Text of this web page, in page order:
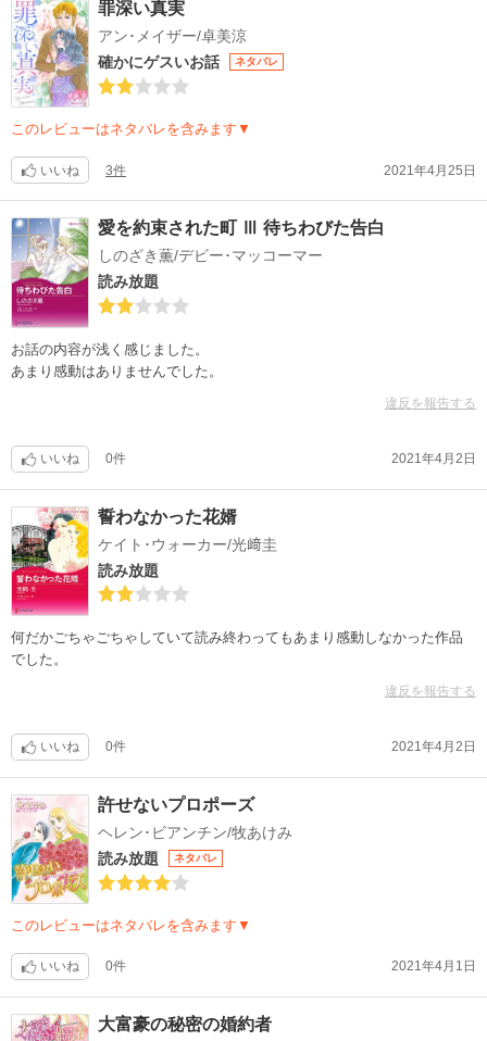
罪深い真実
アン･メイザー/卓美涼
確かにゲスいお話
ネタバレ
このレビューはネタバレを含みます▼
いいね 3件 2021年4月25日
愛を約束された町 Ⅲ 待ちわびた告白
しのざき薫/デビー･マッコーマー
読み放題
お話の内容が浅く感じました。
あまり感動はありませんでした。
違反を報告する
いいね 0件 2021年4月2日
誓わなかった花婿
ケイト･ウォーカー/光﨑圭
読み放題
何だかごちゃごちゃしていて読み終わってもあまり感動しなかった作品
でした。
違反を報告する
いいね 0件 2021年4月2日
許せないプロポーズ
ヘレン･ビアンチン/牧あけみ
読み放題
ネタバレ
このレビューはネタバレを含みます▼
いいね 0件 2021年4月1日
大富豪の秘密の婚約者